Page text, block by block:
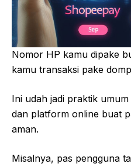
Nomor HP kamu dipake
kamu transaksi pake
Ini udah jadi praktik
dan platform online buat
aman.
Misalnya, pas pengguna